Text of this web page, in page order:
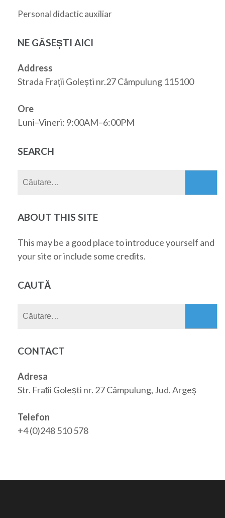
Personal didactic auxiliar
NE GĂSEȘTI AICI
Address
Strada Frații Golești nr.27 Câmpulung 115100
Ore
Luni–Vineri: 9:00AM–6:00PM
SEARCH
ABOUT THIS SITE
This may be a good place to introduce yourself and
your site or include some credits.
CAUTĂ
CONTACT
Adresa
Str. Frații Golești nr. 27 Câmpulung, Jud. Argeş
Telefon
+4 (0)248 510 578